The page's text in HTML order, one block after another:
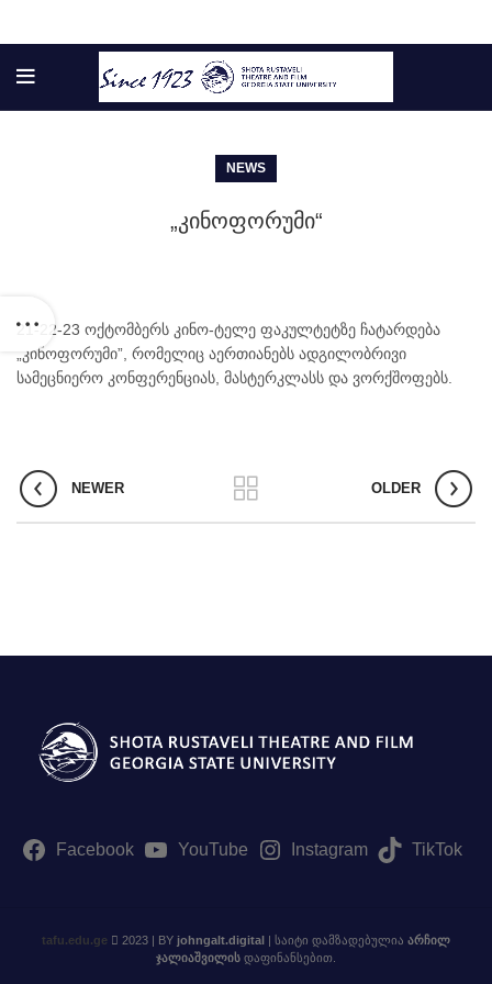
NEWS
„კინოფორუმი“
21-22-23 ოქტომბერს კინო-ტელე ფაკულტეტზე ჩატარდება
„კინოფორუმი”, რომელიც აერთიანებს ადგილობრივი
სამეცნიერო კონფერენციას, მასტერკლასს და ვორქშოფებს.
NEWER OLDER
Facebook YouTube Instagram TikTok
tafu.edu.ge 2023 | BY johngalt.digital | საიტი დამზადებულია არჩილ
ჯალიაშვილის დაფინანსებით.